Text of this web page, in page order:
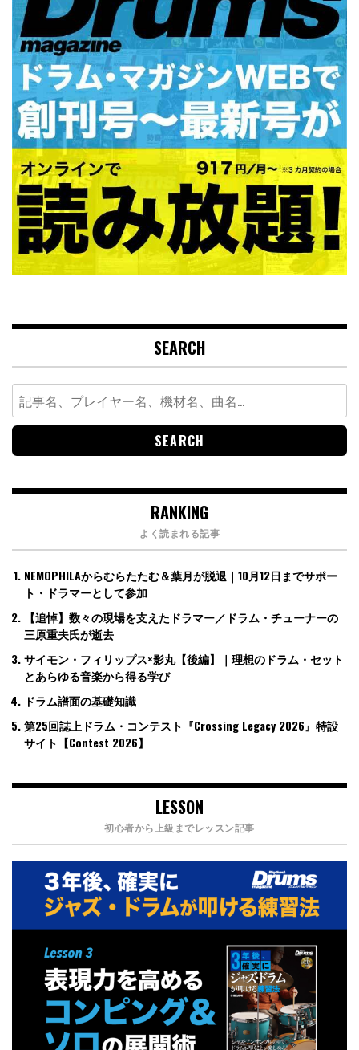
SEARCH
Search
for:
RANKING
よく読まれる記事
NEMOPHILAからむらたたむ＆葉月が脱退｜10月12日までサポー
ト・ドラマーとして参加
【追悼】数々の現場を支えたドラマー／ドラム・チューナーの
三原重夫氏が逝去
サイモン・フィリップス×影丸【後編】｜理想のドラム・セット
とあらゆる音楽から得る学び
ドラム譜面の基礎知識
第25回誌上ドラム・コンテスト『Crossing Legacy 2026』特設
サイト【Contest 2026】
LESSON
初心者から上級までレッスン記事